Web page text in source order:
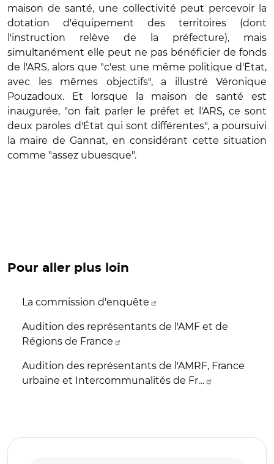
maison de santé, une collectivité peut percevoir la
dotation d'équipement des territoires (dont
l'instruction relève de la préfecture), mais
simultanément elle peut ne pas bénéficier de fonds
de l'ARS, alors que "c'est une même politique d'État,
avec les mêmes objectifs", a illustré Véronique
Pouzadoux. Et lorsque la maison de santé est
inaugurée, "on fait parler le préfet et l'ARS, ce sont
deux paroles d'État qui sont différentes", a poursuivi
la maire de Gannat, en considérant cette situation
comme "assez ubuesque".
Pour aller plus loin
La commission d'enquête
Audition des représentants de l'AMF et de
Régions de France
Audition des représentants de l'AMRF, France
urbaine et Intercommunalités de Fr…